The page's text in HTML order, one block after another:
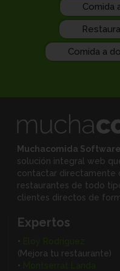
Comida
Comida a
Muchacomida
solución integral web
contactar directamente
restaurantes de todo
clientes directos de
Expertos
•
(Mejora tu restaurante)
•